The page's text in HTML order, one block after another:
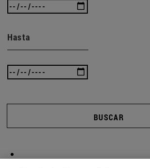
Hasta
BUSCAR